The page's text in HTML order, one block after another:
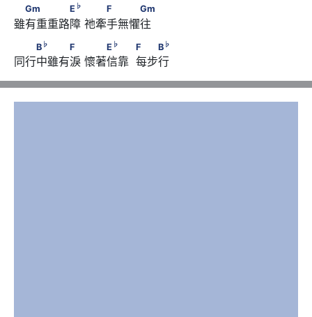
Gm　　　　E
F　　　Gm
Gm E ♭ F Gm
雖有重重路障 祂牽手無懼往
B ♭ F　      　　E ♭ F　　B
B ♭ F E ♭ F B ♭
同行中雖有淚 懷著信靠  每步行